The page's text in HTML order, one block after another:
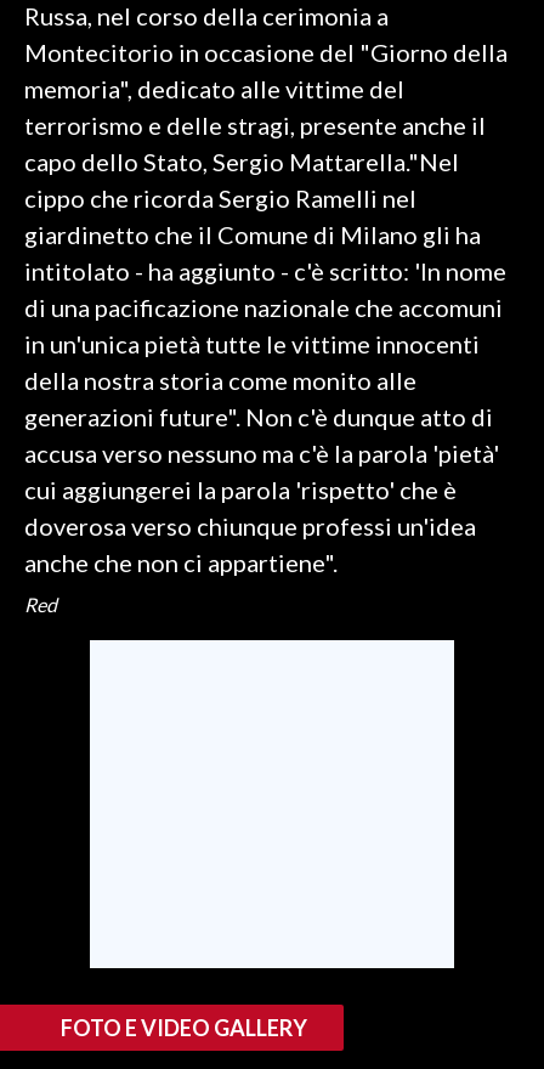
3 MINUTI CON
INSULARITÀ
INFO AZIENDE
ABBONATI
ANNUNCI
NECROLOGI
Russa, nel corso della cerimonia a
Montecitorio in occasione del "Giorno della
memoria", dedicato alle vittime del
terrorismo e delle stragi, presente anche il
capo dello Stato, Sergio Mattarella."Nel
cippo che ricorda Sergio Ramelli nel
giardinetto che il Comune di Milano gli ha
intitolato - ha aggiunto - c'è scritto: 'In nome
di una pacificazione nazionale che accomuni
in un'unica pietà tutte le vittime innocenti
della nostra storia come monito alle
generazioni future". Non c'è dunque atto di
accusa verso nessuno ma c'è la parola 'pietà'
cui aggiungerei la parola 'rispetto' che è
doverosa verso chiunque professi un'idea
anche che non ci appartiene".
Red
FOTO E VIDEO GALLERY